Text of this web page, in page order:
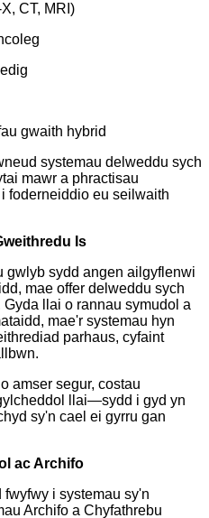
CT, MRI)
gwaith hybrid
systemau delweddu sych
mawr a phractisau
foderneiddio eu seilwaith
Is
gwlyb sydd angen ailgyflenwi
mae offer delweddu sych
llai o rannau symudol a
mae'r systemau hyn
parhaus, cyfaint
amser segur, costau
llai—sydd i gyd yn
sy'n cael ei gyrru gan
ac Archifo
i systemau sy'n
Archifo a Chyfathrebu